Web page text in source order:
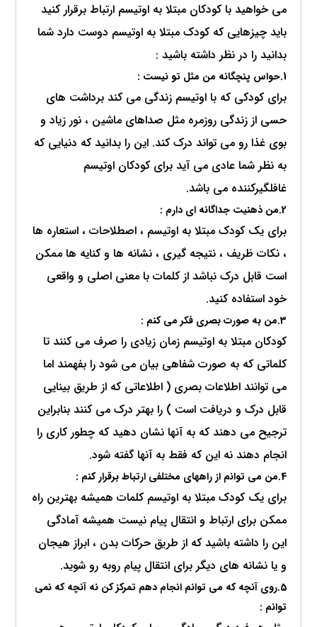
می خواهید با کودکان مبتلا به اوتیسم ارتباط برقرار کنید
باید چیزهایی که کودک مبتلا به اوتیسم دوست دارد شما
بدانید را در نظر داشته باشید :
1.حواس پنچگانه من مثل تو نیست :
برای کودکی که با اوتیسم زندگی می کند برداشت های
حسی از زندگی روزمره مثل صداهای ماشین ، نور زیاد و
بوی غذا رو می تواند درک کند. این را بدانید که دنیایی که
به نظر شما عادی می آید برای کودکان اوتیسم
غافلگیرکننده می باشد.
2.من ذهنیت جداگانه ای دارم :
برای یک کودک مبتلا به اوتیسم ، اصطلاحات ، استعاره ها
، نکات ظریف ، نتیجه گیری ، نشانه ها و کنایه ها ممکن
است قابل درک نباشد از کلمات با معنی اصلی و واقعی
خود استفاده کنید.
3.من به صورت بصری فکر می کنم :
کودکان مبتلا به اوتیسم زمان زیادی را صرف می کنند تا
کلماتی که به صورت شفاهی بیان می شود را بفهمند اما
می توانند اطلاعات بصری ( اطلاعاتی که از طریق بینایی
قابل درک و دریافت است ) را بهتر درک می کنند بنابراین
ترجیح می دهند که به آنها نشان دهید که چطور کاری را
انجام دهند نه این که فقط به آنها گفته شود.
4.من می توانم از راههای مختلفی ارتباط برقرار کنم :
برای یک کودک مبتلا به اوتیسم کلمات همیشه بهترین راه
ممکن برای ارتباط و انتقال پیام نیست همیشه آمادگی
این را داشته باشید که از طریق حرکات بدن ، ابراز هیجان
و یا نشانه های دیگر برای انتقال پیام روبه رو شوید.
5.روی آنچه که می توانم انجام دهم تمرکز کن نه آنچه که نمی
توانم :